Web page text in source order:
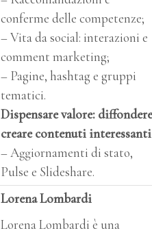
conferme delle competenze;
– Vita da social: interazioni e
comment marketing;
– Pagine, hashtag e gruppi
tematici.
Dispensare valore:
creare contenuti interessanti
– Aggiornamenti di stato,
Pulse e Slideshare.
Lorena Lombardi
Lorena Lombardi è una